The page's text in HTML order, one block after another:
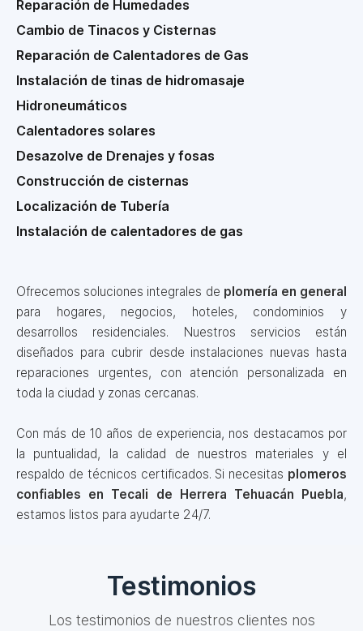
Reparación de Humedades
Cambio de Tinacos y Cisternas
Reparación de Calentadores de Gas
Instalación de tinas de hidromasaje
Hidroneumáticos
Calentadores solares
Desazolve de Drenajes y fosas
Construcción de cisternas
Localización de Tubería
Instalación de calentadores de gas
Ofrecemos soluciones integrales de plomería en general
para hogares, negocios, hoteles, condominios y
desarrollos residenciales. Nuestros servicios están
diseñados para cubrir desde instalaciones nuevas hasta
reparaciones urgentes, con atención personalizada en
toda la ciudad y zonas cercanas.
Con más de 10 años de experiencia, nos destacamos por
la puntualidad, la calidad de nuestros materiales y el
respaldo de técnicos certificados. Si necesitas plomeros
confiables en Tecali de Herrera Tehuacán Puebla,
estamos listos para ayudarte 24/7.
Testimonios
Los testimonios de nuestros clientes nos